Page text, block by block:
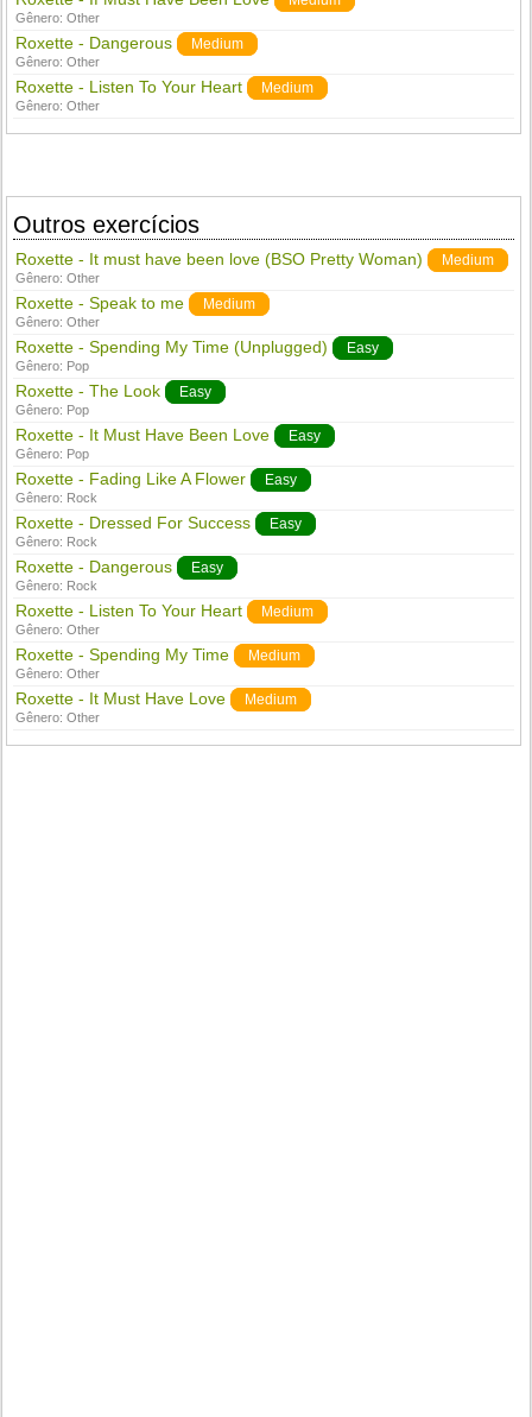
Gênero:Other
Roxette - Dangerous Medium
Gênero:Other
Roxette - Listen To Your Heart Medium
Gênero:Other
Outros exercícios
Roxette - It must have been love (BSO Pretty Woman) Medium
Gênero:Other
Roxette - Speak to me Medium
Gênero:Other
Roxette - Spending My Time (Unplugged) Easy
Gênero: Pop
Roxette - The Look Easy
Gênero: Pop
Roxette - It Must Have Been Love Easy
Gênero: Pop
Roxette - Fading Like A Flower Easy
Gênero: Rock
Roxette - Dressed For Success Easy
Gênero: Rock
Roxette - Dangerous Easy
Gênero: Rock
Roxette - Listen To Your Heart Medium
Gênero:Other
Roxette - Spending My Time Medium
Gênero:Other
Roxette - It Must Have Love Medium
Gênero:Other